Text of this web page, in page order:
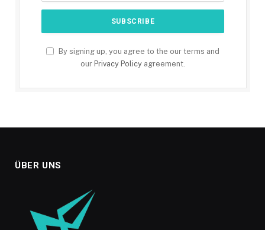
By signing up, you agree to the our terms and
our Privacy Policy agreement.
ÜBER UNS